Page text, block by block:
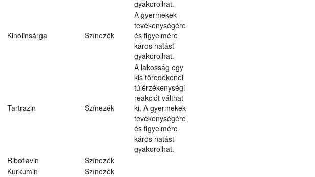
gyakorolhat.
Kinolinsárga Színezék
A gyermekek
tevékenységére
és figyelmére
káros hatást
gyakorolhat.
Tartrazin Színezék
A lakosság egy
kis töredékénél
túlérzékenységi
reakciót válthat
ki. A gyermekek
tevékenységére
és figyelmére
káros hatást
gyakorolhat.
Riboflavin
Színezék
Kurkumin Színezék